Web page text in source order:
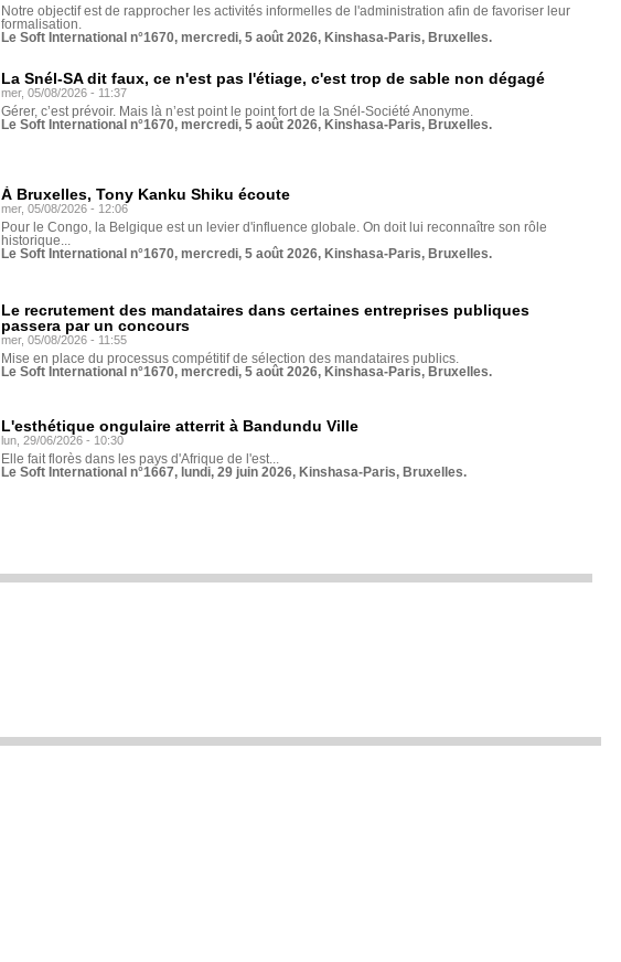
Notre objectif est de rapprocher les activités informelles de l'administration afin de favoriser leur
formalisation.
Le Soft International n°1670, mercredi, 5 août 2026, Kinshasa-Paris, Bruxelles.
La Snél-SA dit faux, ce n'est pas l'étiage, c'est trop de sable non dégagé
mer, 05/08/2026 - 11:37
Gérer, c’est prévoir. Mais là n’est point le point fort de la Snél-Société Anonyme.
Le Soft International n°1670, mercredi, 5 août 2026, Kinshasa-Paris, Bruxelles.
À Bruxelles, Tony Kanku Shiku écoute
mer, 05/08/2026 - 12:06
Pour le Congo, la Belgique est un levier d'influence globale. On doit lui reconnaître son rôle
historique...
Le Soft International n°1670, mercredi, 5 août 2026, Kinshasa-Paris, Bruxelles.
Le recrutement des mandataires dans certaines entreprises publiques
passera par un concours
mer, 05/08/2026 - 11:55
Mise en place du processus compétitif de sélection des mandataires publics.
Le Soft International n°1670, mercredi, 5 août 2026, Kinshasa-Paris, Bruxelles.
L'esthétique ongulaire atterrit à Bandundu Ville
lun, 29/06/2026 - 10:30
Elle fait florès dans les pays d'Afrique de l'est...
Le Soft International n°1667, lundi, 29 juin 2026, Kinshasa-Paris, Bruxelles.